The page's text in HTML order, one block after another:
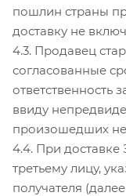
пошлин страны
доставку не
4.3. Продавец
согласованные
ответственность
ввиду
произошедших
4.4. При доставке
третьему лицу,
получателя